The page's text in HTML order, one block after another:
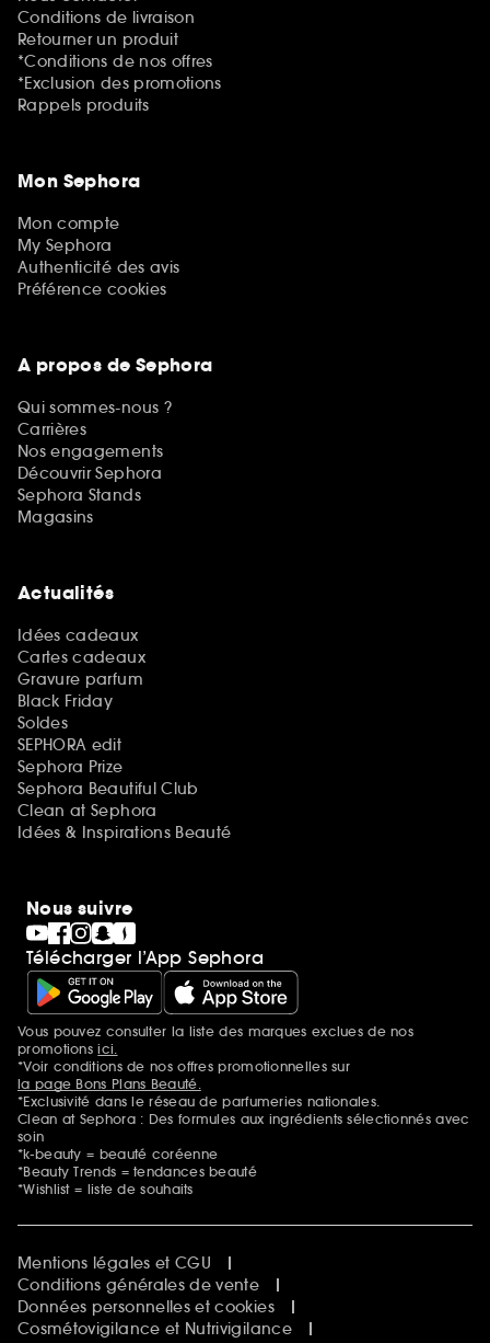
Conditions de livraison
Retourner un produit
*Conditions de nos offres
*Exclusion des promotions
Rappels produits
Mon Sephora
Mon compte
My Sephora
Authenticité des avis
Préférence cookies
A propos de Sephora
Qui sommes-nous ?
Carrières
Nos engagements
Découvrir Sephora
Sephora Stands
Magasins
Actualités
Idées cadeaux
Cartes cadeaux
Gravure parfum
Black Friday
Soldes
SEPHORA edit
Sephora Prize
Sephora Beautiful Club
Clean at Sephora
Idées & Inspirations Beauté
Nous suivre
Télécharger l’App Sephora
Mentions additionnelles
Vous pouvez consulter la liste des marques exclues de nos
promotionsici.
*Voir conditions de nos offres promotionnelles sur
la page Bons Plans Beauté.
*Exclusivité dans le réseau de parfumeries nationales.
Clean at Sephora : Des formules aux ingrédients sélectionnés avec
soin
*k-beauty = beauté coréenne
*Beauty Trends = tendances beauté
*Wishlist = liste de souhaits
Mentions légales et CGU
Conditions générales de vente
Données personnelles et cookies
Cosmétovigilance et Nutrivigilance